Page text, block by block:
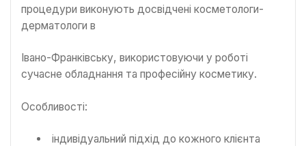
процедури виконують досвідчені косметологи-
дерматологи в
Івано-Франківську, використовуючи у роботі
сучасне обладнання та професійну косметику.
Особливості:
індивідуальний підхід до кожного клієнта